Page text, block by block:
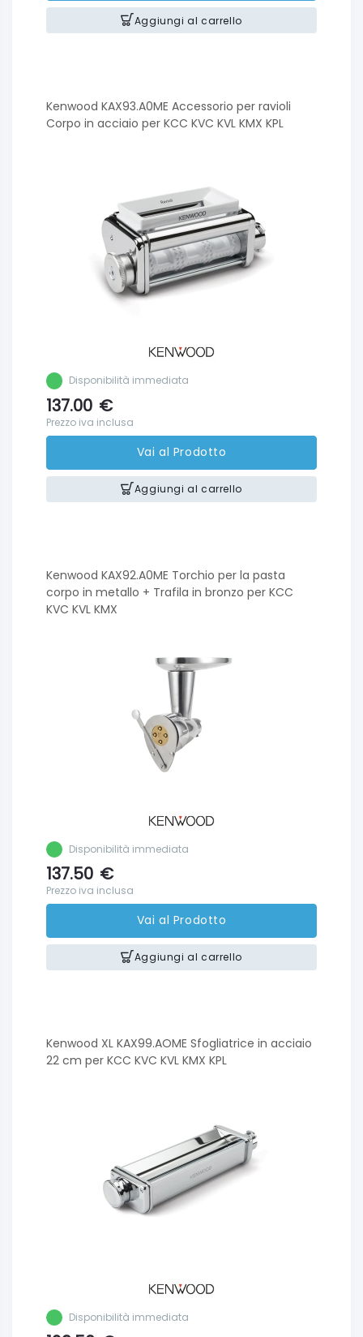
Aggiungi al carrello
Kenwood KAX93.A0ME Accessorio per ravioli
Corpo in acciaio per KCC KVC KVL KMX KPL
Disponibilità immediata
137.00 €
Prezzo iva inclusa
Vai al Prodotto
Aggiungi al carrello
Kenwood KAX92.A0ME Torchio per la pasta
corpo in metallo + Trafila in bronzo per KCC
KVC KVL KMX
Disponibilità immediata
137.50 €
Prezzo iva inclusa
Vai al Prodotto
Aggiungi al carrello
Kenwood XL KAX99.AOME Sfogliatrice in acciaio
22 cm per KCC KVC KVL KMX KPL
Disponibilità immediata